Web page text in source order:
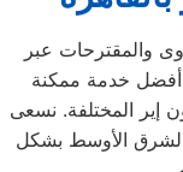
والمقترحات عبر
أفضل خدمة ممكنة
إير المختلفة. نسعى
الشرق الأوسط بشكل